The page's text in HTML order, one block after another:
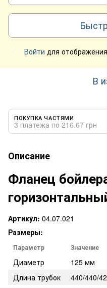
% Войти для
В
ПОКУПКА ЧАСТЯМИ
3 платежа по 216.67 грн
Описание
Фланец
Артикул: 04.07.021
Размеры:
Параметр Значение
Диаметр
125 мм
Длина трубок
440/440/